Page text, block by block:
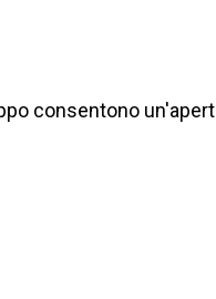
consentono